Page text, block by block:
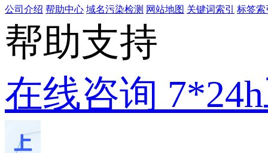
公司介绍 帮助中心 域名污染检测 网站地图 关键词索引 标签索
帮助支持
在线咨询